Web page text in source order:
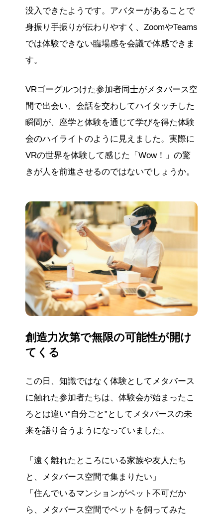
没入できたようです。アバターがあることで
身振り手振りが伝わりやすく、ZoomやTeams
では体験できない臨場感を会議で体感できま
す。
VRゴーグルつけた参加者同士がメタバース空
間で出会い、会話を交わしてハイタッチした
瞬間が、座学と体験を通じて学びを得た体験
会のハイライトのように見えました。実際に
VRの世界を体験して感じた「Wow！」の驚
きが人を前進させるのではないでしょうか。
創造力次第で無限の可能性が開け
てくる
この日、知識ではなく体験としてメタバース
に触れた参加者たちは、体験会が始まったこ
ろとは違い“自分ごと”としてメタバースの未
来を語り合うようになっていました。
「遠く離れたところにいる家族や友人たち
と、メタバース空間で集まりたい」
「住んでいるマンションがペット不可だか
ら、メタバース空間でペットを飼ってみた